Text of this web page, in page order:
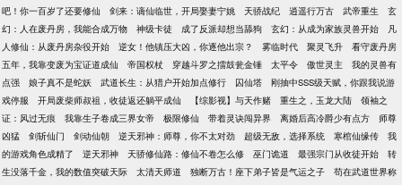
吧！你一百岁了还要修仙
剑来：谪仙临世，开局娶妻宁姚 天骄战纪 逍遥行万古 武帝重生
玄
幻：人在废丹房，我能合成万物
神级卡徒 成了反派却想当舔狗 玄幻：从成为家族灵兽开始
凡
人修仙：从废丹房杂役开始
逆女！他镇压大凶，你逐他出宗？ 雾临时代 聚灵飞升
看守废丹房
五年，我靠变废为宝证道成仙
帝国权杖 穿越斗罗之擂鼓瓮金锤 太平令 傲世灵主
我的灵兽有
点强
娘子真不是蛇妖 武道长生：从猎户开始加点修行 囚仙塔
刚抽中SSS级天赋，你跟我说游
戏停服
开局废柴师叔祖，收徒返还躺平成仙 【综影视】与天作赌 重生之，玉龙大陆
领袖之
证：风过无痕
我靠生子卷成三界女帝 极限修仙 带着灵诀闯异界 离婚后高冷爵少有点方
师尊
凶猛
剑斩仙门 剑动仙朝 逆天邪神：师尊，你不太对劲 超级无敌，选择系统 寒棺仙缘传
我
的游戏角色成精了
逆天邪神 天骄修仙路：修仙不卷怎么修 巫门诡道 最强宗门从收徒开始
转
生没落千金，我的数值突破天际
太清天师道 独断万古！座下弟子皆是气运之子
苟在武道世界称